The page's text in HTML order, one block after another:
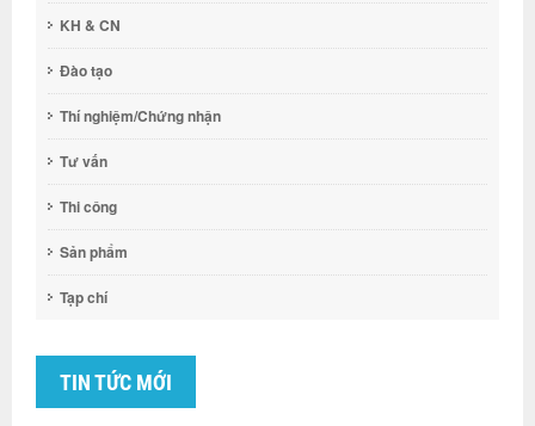
KH & CN
Đào tạo
Thí nghiệm/Chứng nhận
Tư vấn
Thi công
Sản phẩm
Tạp chí
TIN TỨC MỚI